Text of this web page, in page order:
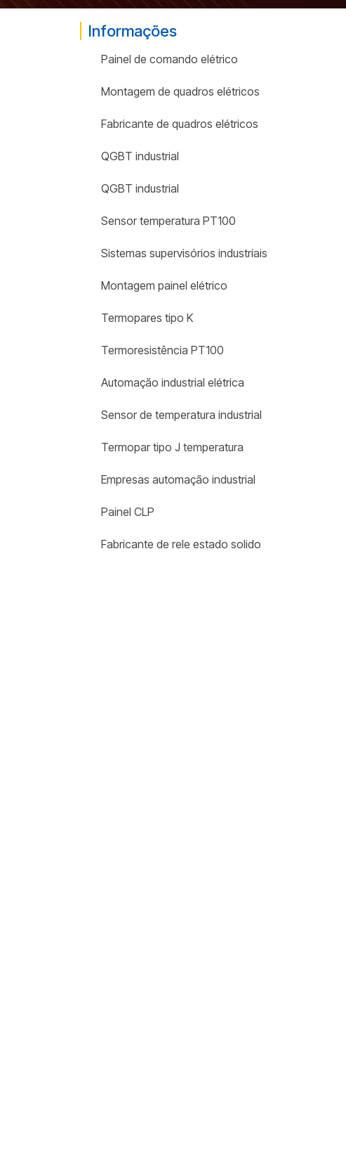
Informações
Painel de comando elétrico
Montagem de quadros elétricos
Fabricante de quadros elétricos
QGBT industrial
QGBT industrial
Sensor temperatura PT100
Sistemas supervisórios industriais
Montagem painel elétrico
Termopares tipo K
Termoresistência PT100
Automação industrial elétrica
Sensor de temperatura industrial
Termopar tipo J temperatura
Empresas automação industrial
Painel CLP
Fabricante de rele estado solido